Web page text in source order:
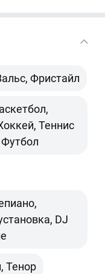
Фристайл
Теннис
DJ
Тенор